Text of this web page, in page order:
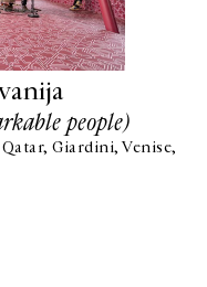
people)
Giardini, Venise,